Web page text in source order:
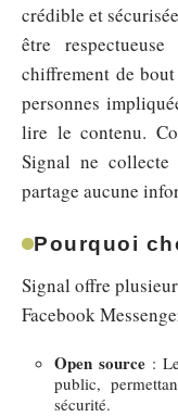
crédible et
être
chiffrement de
personnes
lire le contenu.
Signal ne collecte
partage aucune
Pourquoi
Signal offre
Facebook
Open source :
public,
sécurité.